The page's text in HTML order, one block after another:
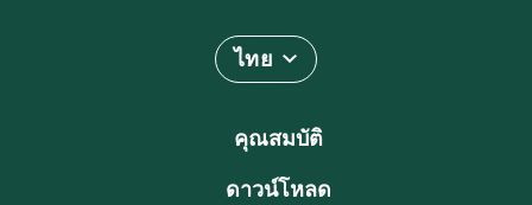
ไทย
คุณสมบัติ
ดาวน์โหลด